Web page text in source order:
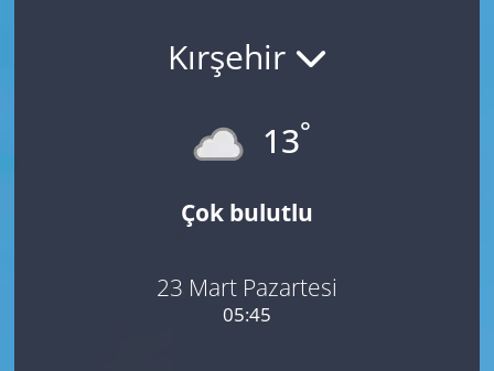
Kırşehir
13°
Çok bulutlu
23 Mart Pazartesi
05:45
KÜLTÜR SANAT